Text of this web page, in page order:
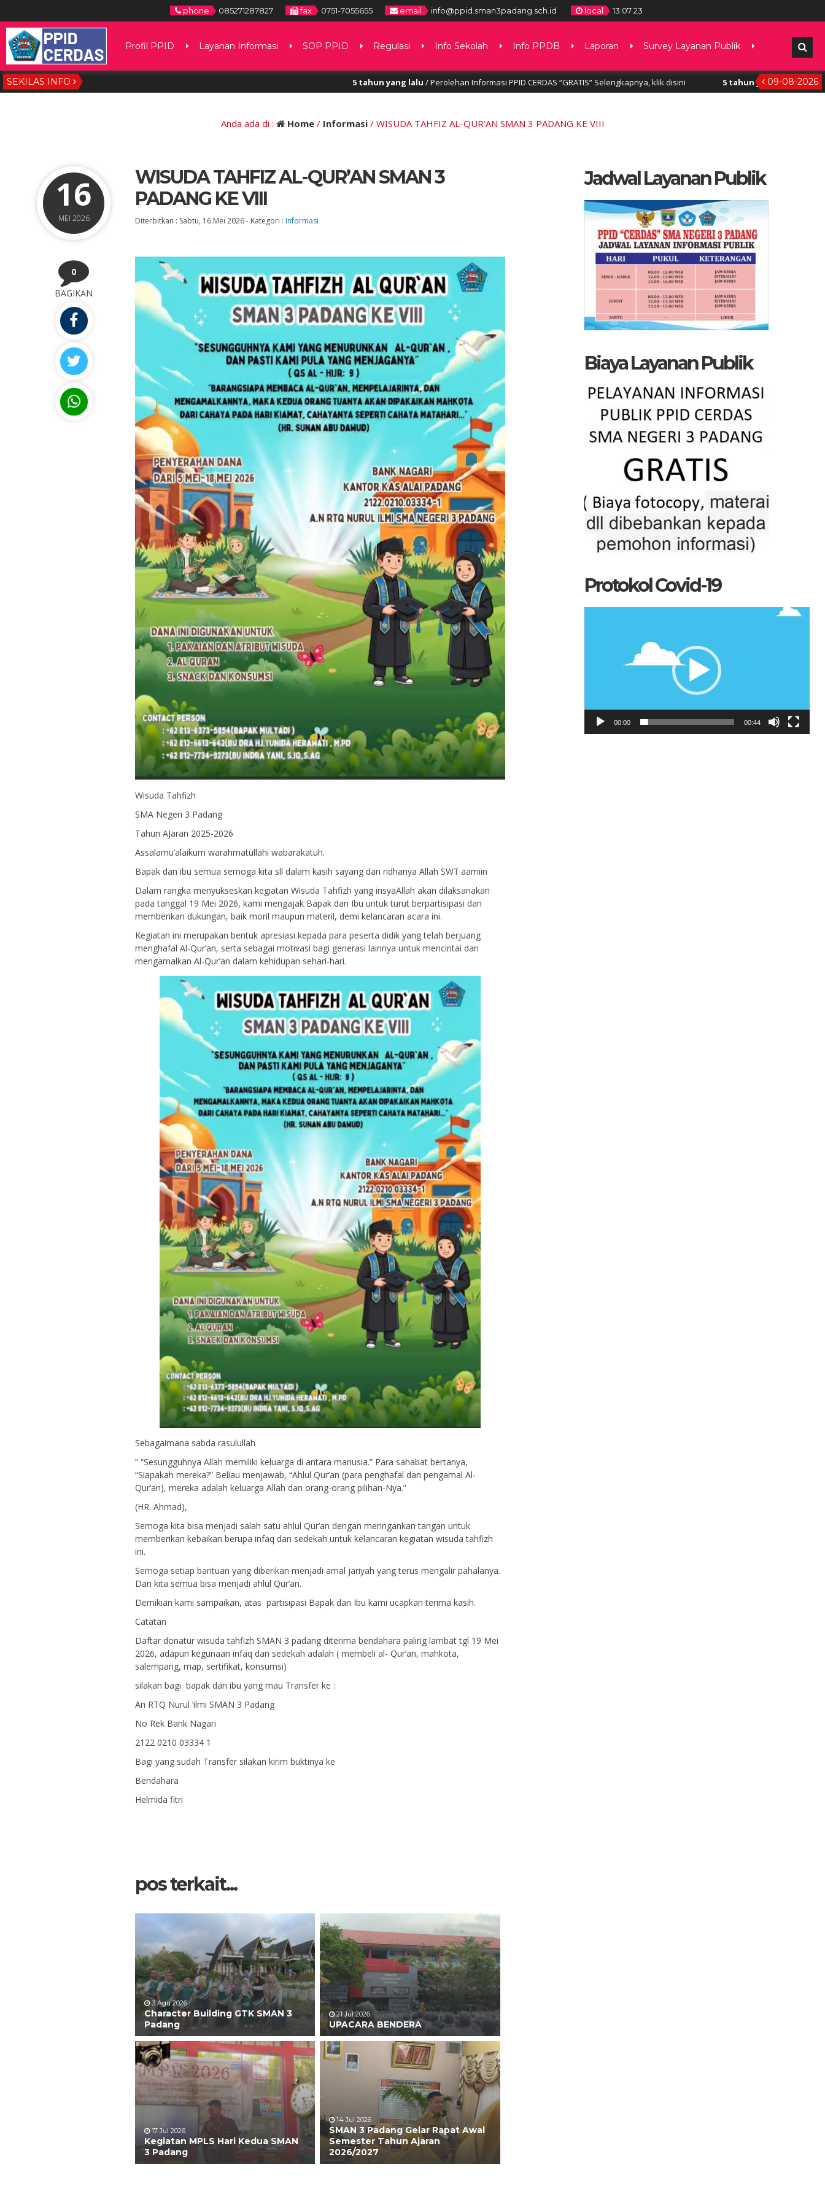
phone 085271287827 fax 0751-7055655 email info@ppid.sman3padang.sch.id local 13:0724
Profil PPID Layanan Informasi SOP PPID Regulasi Info Sekolah Info PPDB Laporan Survey Layanan Publik
SEKILAS INFO 09-08-2026
/ Perolehan Informasi PPID CERDAS “GRATIS” Selengkapnya, klik disini 5 tahun yang lalu / PPID CERDAS memberikan
Anda ada di : Home/ Informasi/ WISUDA TAHFIZ AL-QUR’AN SMAN 3 PADANG KE VIII
16
MEI 2026
WISUDA TAHFIZ AL-QUR’AN SMAN 3
PADANG KE VIII
Diterbitkan : Sabtu, 16 Mei 2026- Kategori : Informasi
0
BAGIKAN
Wisuda Tahfizh
SMA Negeri 3 Padang
Tahun AJaran 2025-2026
Assalamu’alaikum warahmatullahi wabarakatuh.
Bapak dan ibu semua semoga kita sll dalam kasih sayang dan ridhanya Allah SWT.aamiin
Dalam rangka menyukseskan kegiatan Wisuda Tahfizh yang insyaAllah akan dilaksanakan
pada tanggal 19 Mei 2026, kami mengajak Bapak dan Ibu untuk turut berpartisipasi dan
memberikan dukungan, baik moril maupun materil, demi kelancaran acara ini.
Kegiatan ini merupakan bentuk apresiasi kepada para peserta didik yang telah berjuang
menghafal Al-Qur’an, serta sebagai motivasi bagi generasi lainnya untuk mencintai dan
mengamalkan Al-Qur’an dalam kehidupan sehari-hari.
Sebagaimana sabda rasulullah
” “Sesungguhnya Allah memiliki keluarga di antara manusia.” Para sahabat bertanya,
“Siapakah mereka?” Beliau menjawab, “Ahlul Qur’an (para penghafal dan pengamal Al-
Qur’an), mereka adalah keluarga Allah dan orang-orang pilihan-Nya.”
(HR. Ahmad),
Semoga kita bisa menjadi salah satu ahlul Qur’an dengan meringankan tangan untuk
memberikan kebaikan berupa infaq dan sedekah untuk kelancaran kegiatan wisuda tahfizh
ini.
Semoga setiap bantuan yang diberikan menjadi amal jariyah yang terus mengalir pahalanya.
Dan kita semua bisa menjadi ahlul Qur’an.
Demikian kami sampaikan, atas partisipasi Bapak dan Ibu kami ucapkan terima kasih.
Catatan
Daftar donatur wisuda tahfizh SMAN 3 padang diterima bendahara paling lambat tgl 19 Mei
2026, adapun kegunaan infaq dan sedekah adalah ( membeli al- Qur’an, mahkota,
salempang, map, sertifikat, konsumsi)
silakan bagi bapak dan ibu yang mau Transfer ke :
An RTQ Nurul ‘ilmi SMAN 3 Padang
No Rek Bank Nagari
2122 0210 03334 1
Bagi yang sudah Transfer silakan kirim buktinya ke
Bendahara
Helmida fitri
pos terkait...
3 Agu 2026
Character Building GTK SMAN 3
Padang
21 Jul 2026
UPACARA BENDERA
17 Jul 2026
Kegiatan MPLS Hari Kedua SMAN
3 Padang
14 Jul 2026
SMAN 3 Padang Gelar Rapat Awal
Semester Tahun Ajaran
2026/2027
Jadwal Layanan Publik
Biaya Layanan Publik
Protokol Covid-19
00:00 00:44